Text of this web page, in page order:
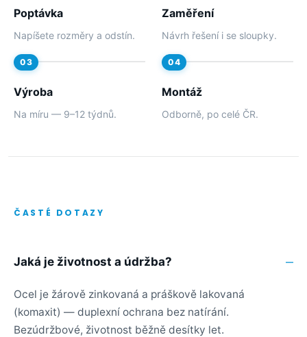
Poptávka
Napíšete rozměry a odstín.
Zaměření
Návrh řešení i se sloupky.
Výroba
Na míru — 9–12 týdnů.
Montáž
Odborně, po celé ČR.
ČASTÉ DOTAZY
Jaká je životnost a údržba?
Ocel je žárově zinkovaná a práškově lakovaná
(komaxit) — duplexní ochrana bez natírání.
Bezúdržbové, životnost běžně desítky let.